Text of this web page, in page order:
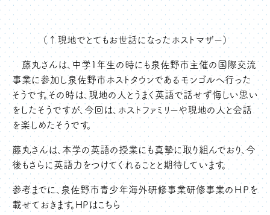
（↑現地でとてもお世話になったホストマザー）
藤丸さんは、中学1年生の時にも泉佐野市主催の国際交流
事業に参加し泉佐野市ホストタウンであるモンゴルへ行った
そうです。その時は、現地の人とうまく英語で話せず悔しい思い
をしたそうですが、今回は、ホストファミリーや現地の人と会話
を楽しめたそうです。
藤丸さんは、本学の英語の授業にも真摯に取り組んでおり、今
後もさらに英語力をつけてくれることと期待しています。
参考までに、泉佐野市青少年海外研修事業研修事業のＨＰを
載せておきます。HPはこちら